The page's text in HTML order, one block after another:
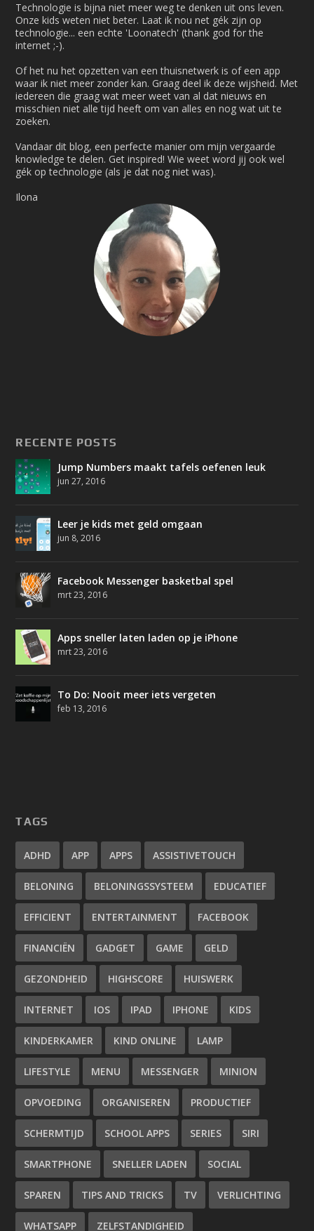
Technologie is bijna niet meer weg te denken uit ons leven.
Onze kids weten niet beter. Laat ik nou net gék zijn op
technologie... een echte 'Loonatech' (thank god for the
internet ;-).
Of het nu het opzetten van een thuisnetwerk is of een app
waar ik niet meer zonder kan. Graag deel ik deze wijsheid. Met
iedereen die graag wat meer weet van al dat nieuws en
misschien niet alle tijd heeft om van alles en nog wat uit te
zoeken.
Vandaar dit blog, een perfecte manier om mijn vergaarde
knowledge te delen. Get inspired! Wie weet word jij ook wel
gék op technologie (als je dat nog niet was).
Ilona
RECENTE POSTS
Jump Numbers maakt tafels oefenen leuk
jun 27, 2016
Leer je kids met geld omgaan
jun 8, 2016
Facebook Messenger basketbal spel
mrt 23, 2016
Apps sneller laten laden op je iPhone
mrt 23, 2016
To Do: Nooit meer iets vergeten
feb 13, 2016
TAGS
ADHD APP APPS ASSISTIVETOUCH
BELONING BELONINGSSYSTEEM EDUCATIEF
EFFICIENT ENTERTAINMENT FACEBOOK
FINANCIËN GADGET GAME GELD
GEZONDHEID HIGHSCORE HUISWERK
INTERNET IOS IPAD IPHONE KIDS
KINDERKAMER KIND ONLINE LAMP
LIFESTYLE MENU MESSENGER MINION
OPVOEDING ORGANISEREN PRODUCTIEF
SCHERMTIJD SCHOOL APPS SERIES SIRI
SMARTPHONE SNELLER LADEN SOCIAL
SPAREN TIPS AND TRICKS TV VERLICHTING
WHATSAPP ZELFSTANDIGHEID